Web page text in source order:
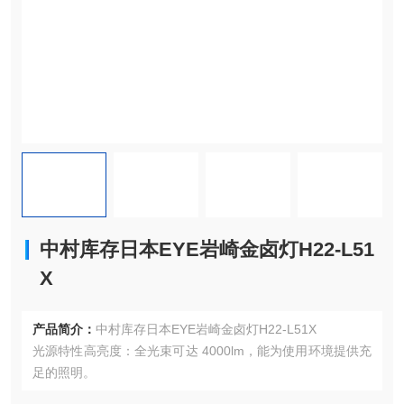
中村库存日本EYE岩崎金卤灯H22-L51
X
产品简介： 中村库存日本EYE岩崎金卤灯H22-L51X
光源特性高亮度：全光束可达 4000lm，能为使用环境提供充
足的照明。